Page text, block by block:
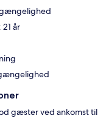
år
gæster ved ankomst til